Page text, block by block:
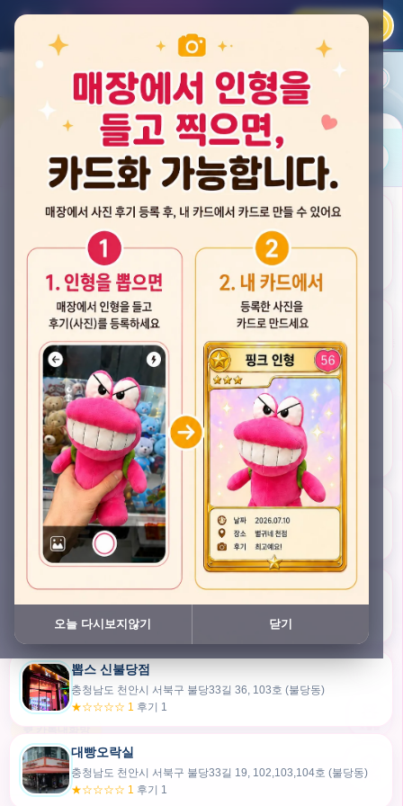
카카오 로그인
평점순 내 주변 즐겨찾기
뽑스 천안 불당점
★★★★☆ 4.2 후기 33
게임플렉스 불당동점
★★★☆☆ 2.5 후기 4
뽑기랜드
★★★★★ 4.7후기 49
픽스팟 불당점
충청남도 천안시 서북구 불당33길 47, 106호 (불당동)
★☆☆☆☆ 1 후기 1
쿠보 신불당점
충청남도 천안시 서북구 불당33길 35, 105호 (불당동)
★★★☆☆ 2.5후기 2
뽑스 신불당점
충청남도 천안시 서북구 불당33길 36, 103호 (불당동)
★☆☆☆☆ 1 후기 1
대빵오락실
충청남도 천안시 서북구 불당33길 19, 102,103,104호 (불당동)
★☆☆☆☆ 1 후기 1
30m
내위치
💬 카톡대화방
오늘 다시보지않기 닫기